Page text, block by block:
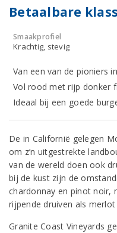
Betaalbare
Smaakprofiel
Krachtig, stevig
Van een van de pioniers
Vol rood met rijp donker
Ideaal bij een goede
De in Californië gelegen
om z’n uitgestrekte
van de wereld doen ook
bij de kust zijn de
chardonnay en pinot noir,
rijpende druiven als
Granite Coast Vineyards